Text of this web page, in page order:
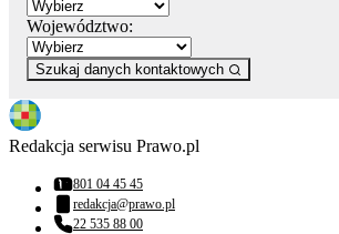
Województwo:
Szukaj danych kontaktowych
Redakcja serwisu Prawo.pl
Numer telefonu:
801 04 45 45
Adres email:
redakcja@prawo.pl
22 535 88 00